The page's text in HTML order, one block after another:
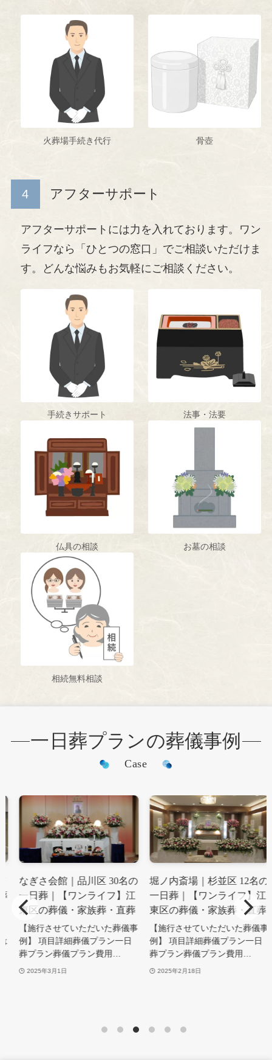
火葬場手続き代行 骨壺
アフターサポート
アフターサポートには力を入れております。ワン
ライフなら「ひとつの窓口」でご相談いただけま
す。どんな悩みもお気軽にご相談ください。
手続きサポート 法事・法要
仏具の相談 お墓の相談
相続無料相談
一日葬プランの葬儀事例
Case
なぎさ会館｜品川区 30名の
一日葬｜【ワンライフ】江
東区の葬儀・家族葬・直葬
【施行させていただいた葬儀事
例】 項目詳細葬儀プラン一日
葬プラン葬儀プラン費用…
2025年3月1日
堀ノ内斎場｜杉並区 12名の
一日葬｜【ワンライフ】江
東区の葬儀・家族葬・直葬
【施行させていただいた葬儀事
例】 項目詳細葬儀プラン一日
葬プラン葬儀プラン費用…
2025年2月18日